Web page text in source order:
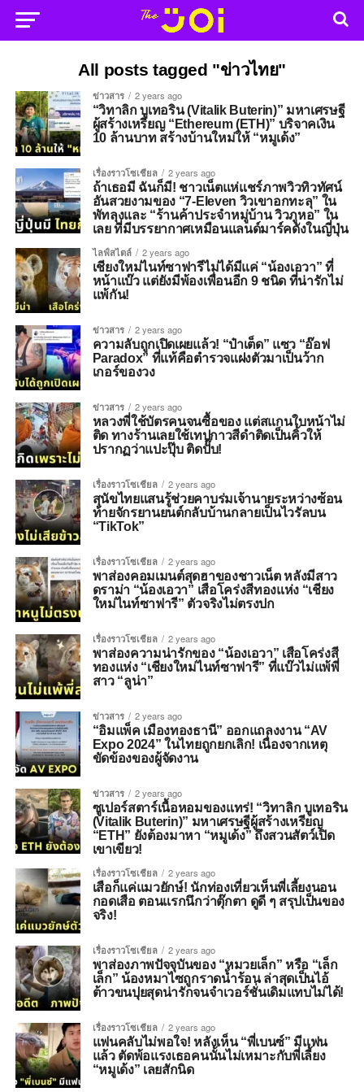
All posts tagged "ข่าวไทย"
ข่าวสาร 2 years ago
“วิทาลิก บูเทอริน (Vitalik Buterin)” มหาเศรษฐี
ผู้สร้างเหรียญ “Ethereum (ETH)” บริจาคเงิน
10 ล้านบาท สร้างบ้านใหม่ให้ “หมูเด้ง”
เรื่องราวโซเชียล 2 years ago
ถ้าเธอมี ฉันก็มี! ชาวเน็ตแห่แชร์ภาพวิวทิวทัศน์
อันสวยงามของ “7-Eleven วิวเขาอกทะลุ” ใน
พัทลุงและ “ร้านค้าประจำหมู่บ้าน วิวภูหอ” ใน
เลย ที่มีบรรยากาศเหมือนแลนด์มาร์คดังในญี่ปุ่น
ไลฟ์สไตล์ 2 years ago
เชียงใหม่ไนท์ซาฟารีไม่ได้มีแค่ “น้องเอวา” ที่
หน้าแบ๊ว แต่ยังมีพ้องเพื่อนอีก 9 ชนิด ที่น่ารักไม่
แพ้กัน!
ข่าวสาร 2 years ago
ความลับถูกเปิดเผยแล้ว! “ป๋าเต็ด” แซว “อ๊อฟ
Paradox” ที่แท้คือตำรวจแฝงตัวมาเป็นว้าก
เกอร์ของวง
ข่าวสาร 2 years ago
หลวงพี่ใช้บัตรคนจนซื้อของ แต่สแกนใบหน้าไม่
ติด ทางร้านเลยใช้เทปกาวสีดำติดเป็นคิ้วให้
ปรากฏว่าแปะปุ๊บ ติดปั๊บ!
เรื่องราวโซเชียล 2 years ago
สุนัขไทยแสนรู้ช่วยคาบร่มเจ้านายระหว่างซ้อน
ท้ายจักรยานยนต์กลับบ้านกลายเป็นไวรัลบน
“TikTok”
เรื่องราวโซเชียล 2 years ago
พาส่องคอมเมนต์สุดฮาของชาวเน็ต หลังมีสาว
ดราม่า “น้องเอวา” เสือโคร่งสีทองแห่ง “เชียง
ใหม่ไนท์ซาฟารี” ตัวจริงไม่ตรงปก
เรื่องราวโซเชียล 2 years ago
พาส่องความน่ารักของ “น้องเอวา” เสือโคร่งสี
ทองแห่ง “เชียงใหม่ไนท์ซาฟารี” ที่แบ๊วไม่แพ้พี่
สาว “ลูน่า”
ข่าวสาร 2 years ago
“อิมแพ็ค เมืองทองธานี” ​ออกแถลงงาน “AV
Expo 2024” ในไทยถูกยกเลิก! เนื่องจากเหตุ
ขัดข้องของผู้จัดงาน
ข่าวสาร 2 years ago
ซูเปอร์สตาร์เนื้อหอมของแทร่! “วิทาลิก บูเทอริน
(Vitalik Buterin)” มหาเศรษฐีผู้สร้างเหรียญ
“ETH” ยังต้องมาหา “หมูเด้ง” ถึงสวนสัตว์เปิด
เขาเขียว!
เรื่องราวโซเชียล 2 years ago
เสือก็แค่แมวยักษ์! นักท่องเที่ยวเห็นพี่เลี้ยงนอน
กอดเสือ ตอนแรกนึกว่าตุ๊กตา ดูดี ๆ สรุปเป็นของ
จริง!
เรื่องราวโซเชียล 2 years ago
พาส่องภาพปัจจุบันของ “หมวยเล็ก” หรือ “เล็ก
เล็ก” น้องหมาไซถูกราดน้ำร้อน ล่าสุดเป็นไอ้
ต้าวขนปุยสุดน่ารักจนจำเวอร์ชั่นเดิมแทบไม่ได้!
เรื่องราวโซเชียล 2 years ago
แฟนคลับไม่พอใจ! หลังเห็น “พี่เบนซ์” มีแฟน
แล้ว ตัดพ้อแรงเธอคนนั้นไม่เหมาะกับพี่เลี้ยง
“หมูเด้ง” เลยสักนิด